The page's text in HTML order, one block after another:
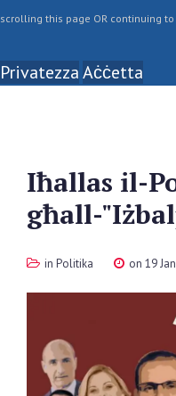
scrolling this page OR continuing
PrivatezzaAċċetta
Iħallas il-
għall-
in Politika on 19